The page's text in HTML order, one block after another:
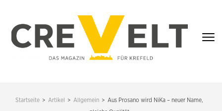
springen
(Enter
KREFELD
Startseite > Artikel > Allgemein > Aus Prosano wird NiKa – neuer Name,